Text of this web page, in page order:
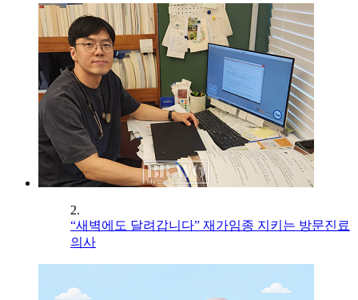
2.
“새벽에도 달려갑니다” 재가임종 지키는 방문진료
의사